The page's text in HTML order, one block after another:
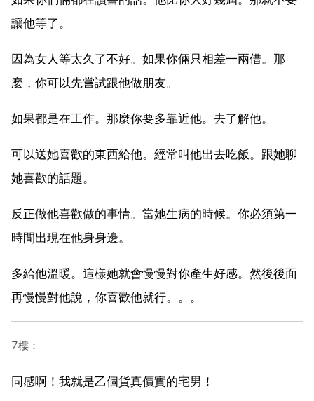
讓他等了。
因為女人等太久了不好。如果你倆只相差一兩借。那
麼，你可以先嘗試跟他做朋友。
如果都是在工作。那麼你要多靠近他。去了解他。
可以送她喜歡的東西給他。經常叫他出去吃飯。跟她聊
她喜歡的話題。
反正做他喜歡做的事情。當她生病的時候。你必須第一
時間出現在他身身邊。
多給他溫暖。這樣她就會慢慢對你產生好感。然後後面
再慢慢對他說，你喜歡他就行。。。
7樓：
同感啊！我就是乙個貨真價實的宅男！